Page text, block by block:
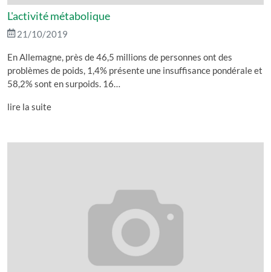
L'activité métabolique
21/10/2019
En Allemagne, près de 46,5 millions de personnes ont des
problèmes de poids, 1,4% présente une insuffisance pondérale et
58,2% sont en surpoids. 16…
lire la suite